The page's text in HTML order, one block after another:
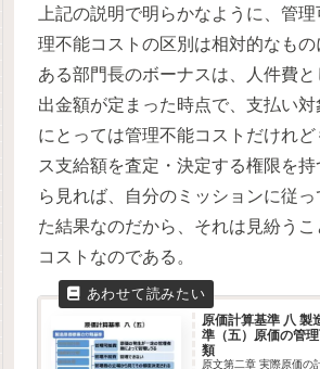
上記の説明で明らかなように、管
理不能コストの区別は相対的なもの
ある部門長のボーナスは、人件費
出金額が定まった時点で、支払い
にとっては管理不能コストだけれ
ス支給額を査定・決定する権限を
ら見れば、自分のミッションに従
た結果なのだから、それは見紛う
コストなのである。
原価計算基準 八 製
準（五）原価の管
類
原文第二章 実際原価の